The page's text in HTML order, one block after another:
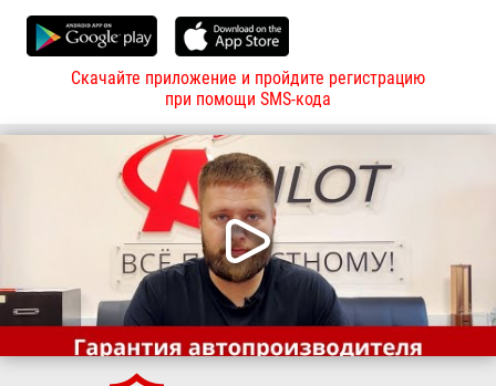
Скачайте приложение и пройдите регистрацию
при помощи SMS-кода